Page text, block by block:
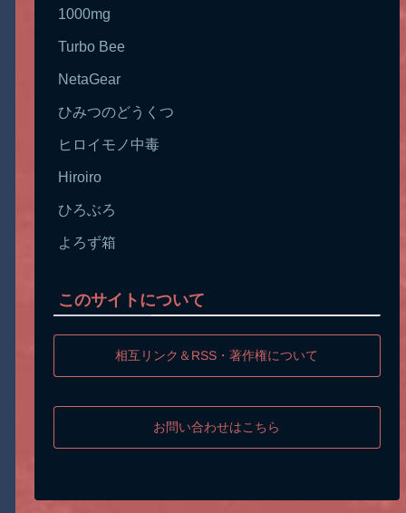
1000mg
Turbo Bee
NetaGear
ひみつのどうくつ
ヒロイモノ中毒
Hiroiro
ひろぶろ
よろず箱
このサイトについて
相互リンク＆RSS・著作権について
お問い合わせはこちら